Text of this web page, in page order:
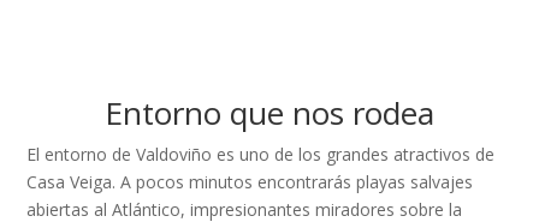
Entorno que nos rodea
El entorno de Valdoviño es uno de los grandes atractivos de
Casa Veiga. A pocos minutos encontrarás playas salvajes
abiertas al Atlántico, impresionantes miradores sobre la